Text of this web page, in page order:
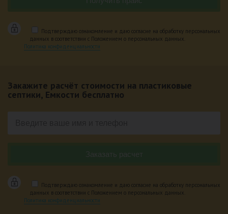
Подтверждаю ознакомление и даю согласие на обработку персональных
данных в соответствии с Положением о персональных данных.
Политика конфиденциальности
Закажите расчёт стоимости на пластиковые
септики, Емкости бесплатно
Подтверждаю ознакомление и даю согласие на обработку персональных
данных в соответствии с Положением о персональных данных.
Политика конфиденциальности